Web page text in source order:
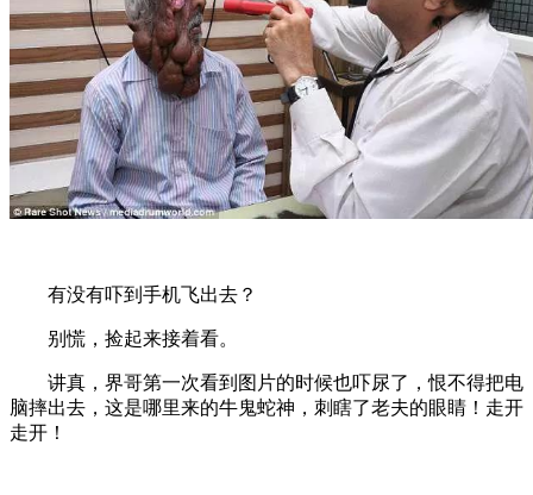
有没有吓到手机飞出去？
别慌，捡起来接着看。
讲真，界哥第一次看到图片的时候也吓尿了，恨不得把电
脑摔出去，这是哪里来的牛鬼蛇神，刺瞎了老夫的眼睛！走开
走开！